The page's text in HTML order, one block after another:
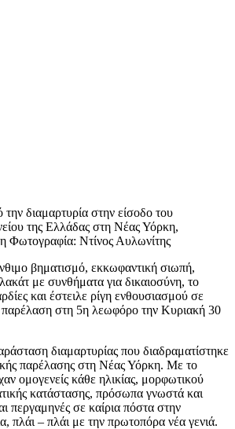
την διαμαρτυρία στην είσοδο του
της Ελλάδας στη Νέας Υόρκη,
Φωτογραφία: Ντίνος Αυλωνίτης
βηματισμό, εκκωφαντική σιωπή,
με συνθήματα για δικαιοσύνη, το
και έστειλε ρίγη ενθουσιασμού σε
στη 5η λεωφόρο την Κυριακή 30
διαμαρτυρίας που διαδραματίστηκε
παρέλασης στη Νέας Υόρκη. Με το
ομογενείς κάθε ηλικίας, μορφωτικού
κατάστασης, πρόσωπα γνωστά και
περγαμηνές σε καίρια πόστα στην
πλάι – πλάι με την πρωτοπόρα νέα γενιά.